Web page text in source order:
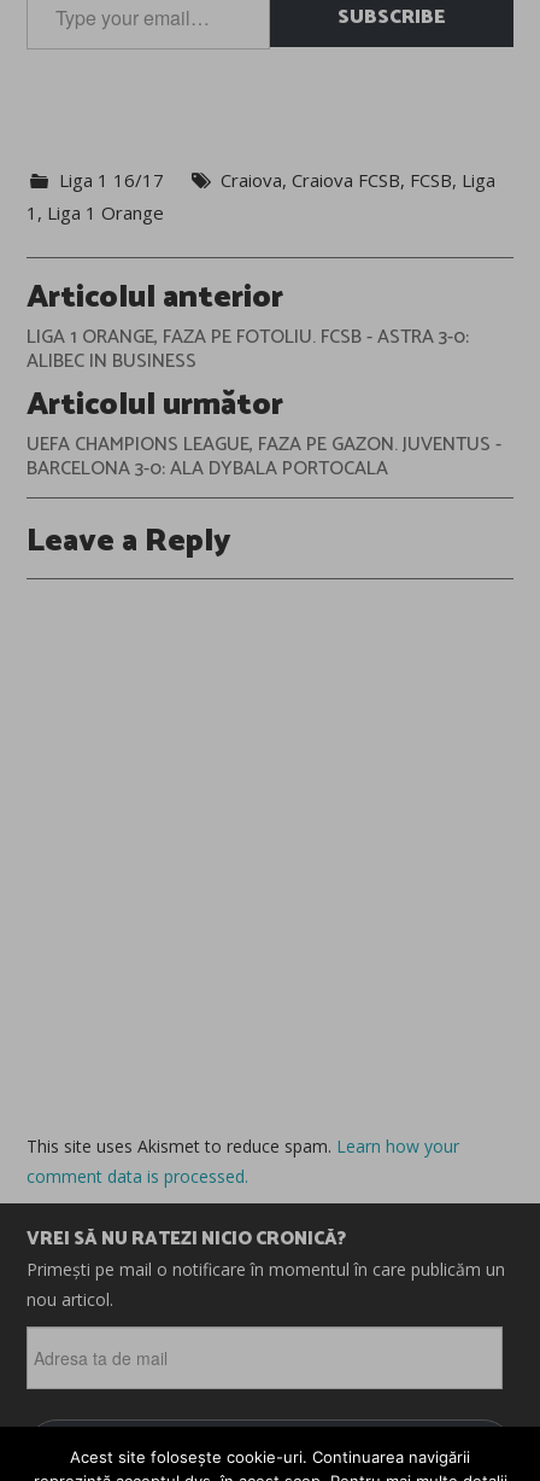
your
email…
SUBSCRIBE
Liga 1 16/17 Craiova,Craiova FCSB, FCSB, Liga
1 , Liga 1 Orange
Post
navigation
Articolul anterior
LIGA 1 ORANGE, FAZA PE FOTOLIU. FCSB - ASTRA 3-0:
ALIBEC IN BUSINESS
Articolul următor
UEFA CHAMPIONS LEAGUE, FAZA PE GAZON. JUVENTUS -
BARCELONA 3-0: ALA DYBALA PORTOCALA
Leave a Reply
This site uses Akismet to reduce spam. Learn how your
comment data is processed.
VREI SĂ NU RATEZI NICIO CRONICĂ?
Primești pe mail o notificare în momentul în care publicăm un
nou articol.
ta
de
ABONEAZĂ-TE
Acest site folosește cookie-uri. Continuarea navigării